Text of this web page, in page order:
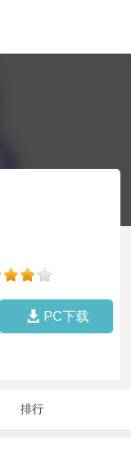
PC下载
排行